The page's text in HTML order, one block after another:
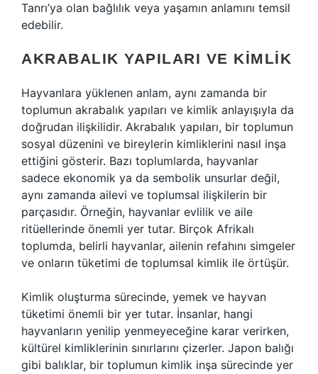
Tanrı’ya olan bağlılık veya yaşamın anlamını temsil
edebilir.
AKRABALIK YAPILARI VE KIMLIK
Hayvanlara yüklenen anlam, aynı zamanda bir
toplumun akrabalık yapıları ve kimlik anlayışıyla da
doğrudan ilişkilidir. Akrabalık yapıları, bir toplumun
sosyal düzenini ve bireylerin kimliklerini nasıl inşa
ettiğini gösterir. Bazı toplumlarda, hayvanlar
sadece ekonomik ya da sembolik unsurlar değil,
aynı zamanda ailevi ve toplumsal ilişkilerin bir
parçasıdır. Örneğin, hayvanlar evlilik ve aile
ritüellerinde önemli yer tutar. Birçok Afrikalı
toplumda, belirli hayvanlar, ailenin refahını simgeler
ve onların tüketimi de toplumsal kimlik ile örtüşür.
Kimlik oluşturma sürecinde, yemek ve hayvan
tüketimi önemli bir yer tutar. İnsanlar, hangi
hayvanların yenilip yenmeyeceğine karar verirken,
kültürel kimliklerinin sınırlarını çizerler. Japon balığı
gibi balıklar, bir toplumun kimlik inşa sürecinde yer